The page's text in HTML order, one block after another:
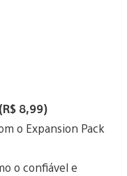
8,99)
o Expansion Pack
o confiável e